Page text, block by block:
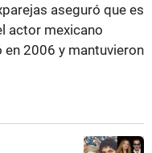
aseguró que es
actor mexicano
en 2006 y mantuvieron